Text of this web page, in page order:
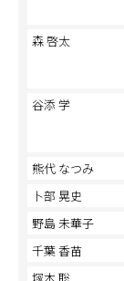
森 啓太
谷添 学
熊代 なつみ
卜部 晃史
野島 未華子
千葉 香苗
塚本 聡